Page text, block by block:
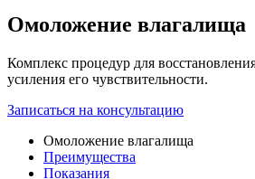
Омоложение влагалища
Комплекс процедур для
усиления его чувствительности.
Записаться на консультацию
Омоложение влагалища
Преимущества
Показания